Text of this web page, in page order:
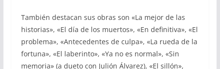
También destacan sus obras son «La mejor de las
historias», «El día de los muertos», «En definitiva», «El
problema», «Antecedentes de culpa», «La rueda de la
fortuna», «El laberinto», «Ya no es normal», «Sin
memoria» (a dueto con Julión Álvarez), «El sillón»,